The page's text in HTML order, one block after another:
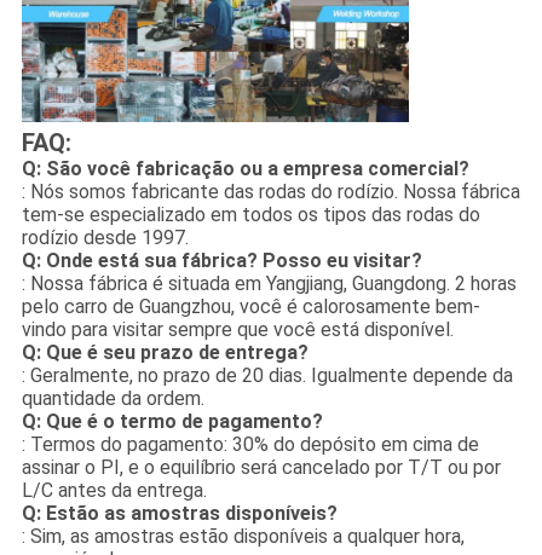
FAQ:
Q: São você fabricação ou a empresa comercial?
: Nós somos fabricante das rodas do rodízio. Nossa fábrica
tem-se especializado em todos os tipos das rodas do
rodízio desde 1997.
Q: Onde está sua fábrica? Posso eu visitar?
: Nossa fábrica é situada em Yangjiang, Guangdong. 2 horas
pelo carro de Guangzhou, você é calorosamente bem-
vindo para visitar sempre que você está disponível.
Q: Que é seu prazo de entrega?
: Geralmente, no prazo de 20 dias. Igualmente depende da
quantidade da ordem.
Q: Que é o termo de pagamento?
: Termos do pagamento: 30% do depósito em cima de
assinar o PI, e o equilíbrio será cancelado por T/T ou por
L/C antes da entrega.
Q: Estão as amostras disponíveis?
: Sim, as amostras estão disponíveis a qualquer hora,